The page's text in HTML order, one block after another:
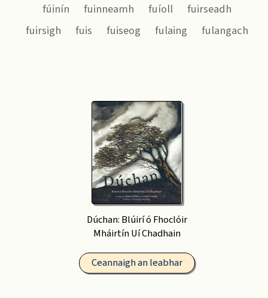
fúinín
fuinneamh fuíoll
fuirseadh
fuirsigh
fuis fuiseog fulaing fulangach
Dúchan: Blúirí ó Fhoclóir
Mháirtín Uí Chadhain
Ceannaigh an leabhar